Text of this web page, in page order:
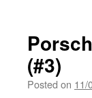
(#3)
Posted on 11/